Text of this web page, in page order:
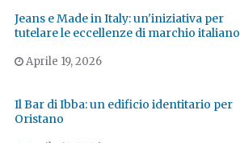
Jeans e Made in Italy: un'iniziativa per
tutelare le eccellenze di marchio italiano
Aprile 19, 2026
Il Bar di Ibba: un edificio identitario per
Oristano